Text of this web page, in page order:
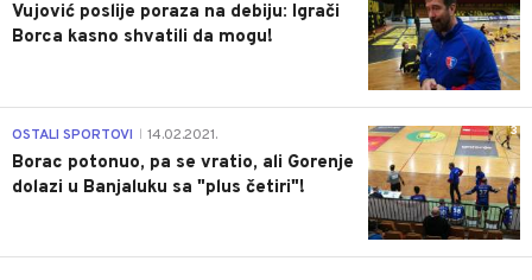
Vujović poslije poraza na debiju: Igrači
Borca kasno shvatili da mogu!
3
OSTALI SPORTOVI 14.02.2021.
Borac potonuo, pa se vratio, ali Gorenje
dolazi u Banjaluku sa "plus četiri"!